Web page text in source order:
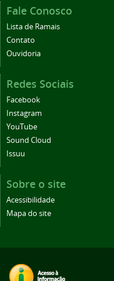
Fale Conosco
Lista de Ramais
Contato
Ouvidoria
Redes Sociais
Facebook
Instagram
YouTube
Sound Cloud
Issuu
Sobre o site
Acessibilidade
Mapa do site